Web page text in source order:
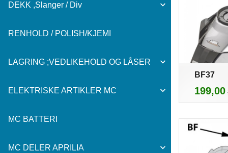
DEKK ,Slanger / Div
RENHOLD / POLISH/KJEMI
LAGRING ;VEDLIKEHOLD OG LÅSER
ELEKTRISKE ARTIKLER MC
MC BATTERI
MC DELER APRILIA
BF37
Tilbud
199,00